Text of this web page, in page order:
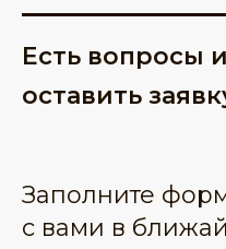
Есть вопросы
оставить
Заполните
с вами в